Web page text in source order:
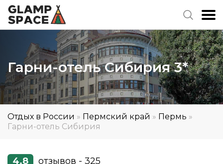
Гарни-отель Сибирия 3*
Отдых в России » Пермский край » Пермь »
Гарни-отель Сибирия
4.8 отзывов - 325